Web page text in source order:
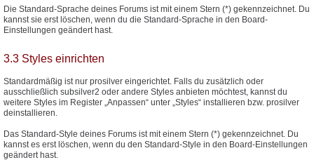
Die Standard-Sprache deines Forums ist mit einem Stern (*) gekennzeichnet. Du
kannst sie erst löschen, wenn du die Standard-Sprache in den Board-
Einstellungen geändert hast.
3.3 Styles einrichten
Standardmäßig ist nur prosilver eingerichtet. Falls du zusätzlich oder
ausschließlich subsilver2 oder andere Styles anbieten möchtest, kannst du
weitere Styles im Register „Anpassen“ unter „Styles“ installieren bzw. prosilver
deinstallieren.
Das Standard-Style deines Forums ist mit einem Stern (*) gekennzeichnet. Du
kannst es erst löschen, wenn du den Standard-Style in den Board-Einstellungen
geändert hast.